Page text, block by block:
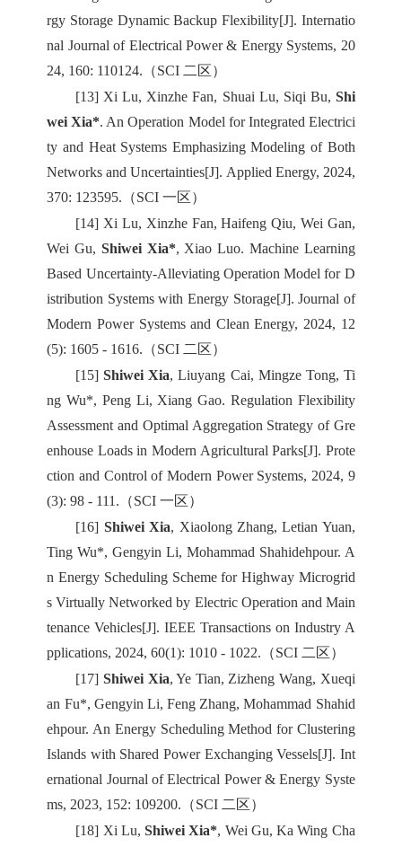
rgy Storage Dynamic Backup Flexibility[J]. Internatio
nal Journal of Electrical Power & Energy Systems, 20
24, 160: 110124.（SCI 二区）
[13] Xi Lu, Xinzhe Fan, Shuai Lu, Siqi Bu, Shi
wei Xia*. An Operation Model for Integrated Electrici
ty and Heat Systems Emphasizing Modeling of Both
Networks and Uncertainties[J]. Applied Energy, 2024,
370: 123595.（SCI 一区）
[14] Xi Lu, Xinzhe Fan, Haifeng Qiu, Wei Gan,
Wei Gu, Shiwei Xia*, Xiao Luo. Machine Learning
Based Uncertainty-Alleviating Operation Model for D
istribution Systems with Energy Storage[J]. Journal of
Modern Power Systems and Clean Energy, 2024, 12
(5): 1605 - 1616.（SCI 二区）
[15]Shiwei Xia, Liuyang Cai, Mingze Tong, Ti
ng Wu*, Peng Li, Xiang Gao. Regulation Flexibility
Assessment and Optimal Aggregation Strategy of Gre
enhouse Loads in Modern Agricultural Parks[J]. Prote
ction and Control of Modern Power Systems, 2024, 9
(3): 98 - 111.（SCI 一区）
[16] Shiwei Xia, Xiaolong Zhang, Letian Yuan,
Ting Wu*, Gengyin Li, Mohammad Shahidehpour. A
n Energy Scheduling Scheme for Highway Microgrid
s Virtually Networked by Electric Operation and Main
tenance Vehicles[J]. IEEE Transactions on Industry A
pplications, 2024, 60(1): 1010 - 1022.（SCI 二区）
[17]Shiwei Xia, Ye Tian, Zizheng Wang, Xueqi
an Fu*, Gengyin Li, Feng Zhang, Mohammad Shahid
ehpour. An Energy Scheduling Method for Clustering
Islands with Shared Power Exchanging Vessels[J]. Int
ernational Journal of Electrical Power & Energy Syste
ms, 2023, 152: 109200.（SCI 二区）
[18] Xi Lu,Shiwei Xia*, Wei Gu, Ka Wing Cha